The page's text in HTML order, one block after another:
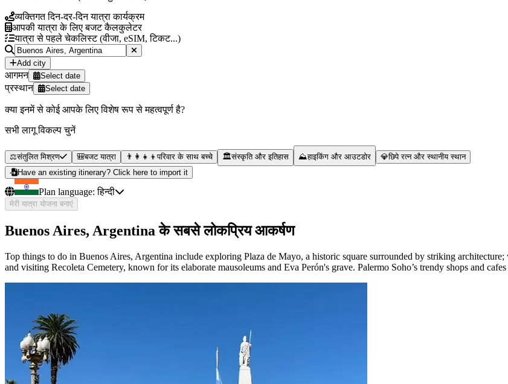
व्यक्तिगत दिन-दर-दिन यात्रा कार्यक्रम
आपकी यात्रा के लिए बजट कैलकुलेटर
यात्रा से पहले चेकलिस्ट (वीजा, eSIM, टिकट...)
Add city
आगमन Select date
प्रस्थान Select date
क्या इनमें से कोई आपके लिए विशेष रूप से महत्वपूर्ण है?
सभी लागू विकल्प चुनें
⚖️संतुलित मिश्रण 🎒बजट यात्रा 👨‍👩‍👧‍👦परिवार के साथ बच्चे 🏛️संस्कृति और इतिहास ⛰️हाइकिंग और आउटडोर 💎छिपे रत्न और स्थानीय स्थान
Have an existing itinerary? Click here to import it
Plan language: हिन्दी
मेरी यात्रा योजना बनाएं
Buenos Aires, Argentina के सबसे लोकप्रिय आकर्षण
Top things to do in Buenos Aires, Argentina include exploring Plaza de Mayo, a historic square surrounded by striking
and visiting Recoleta Cemetery, known for its elaborate mausoleums and Eva Perón's grave. Palermo Soho’s trendy shops and